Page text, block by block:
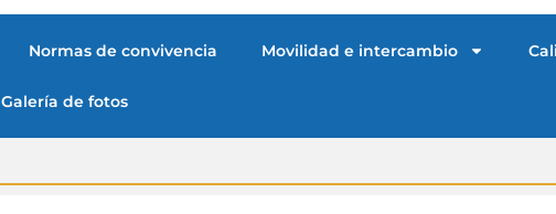
Normas de convivencia Movilidad e intercambio
Galería de fotos